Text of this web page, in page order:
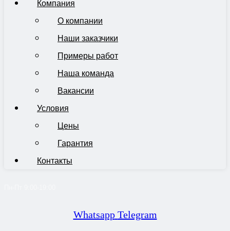
Компания
О компании
Наши заказчики
Примеры работ
Наша команда
Вакансии
Условия
Цены
Гарантия
Контакты
Whatsapp Telegram